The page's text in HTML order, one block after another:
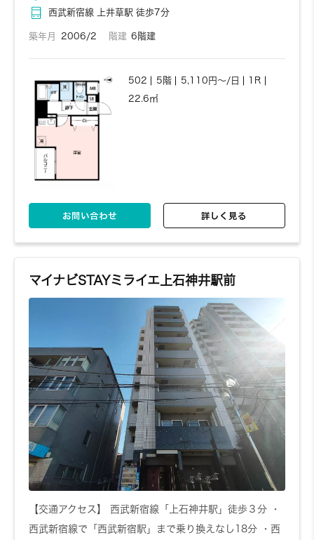
西武新宿線 上井草駅 徒歩7分
築年月 2006/2 階建 6階建
502 5階 5,110円～/日
1R
22.6㎡
お問い合わせ 詳しく見る
マイナビSTAYミライエ上石神井駅前
【交通アクセス】 西武新宿線「上石神井駅」徒歩３分 ・
西武新宿線で「西武新宿駅」まで乗り換えなし18分 ・西